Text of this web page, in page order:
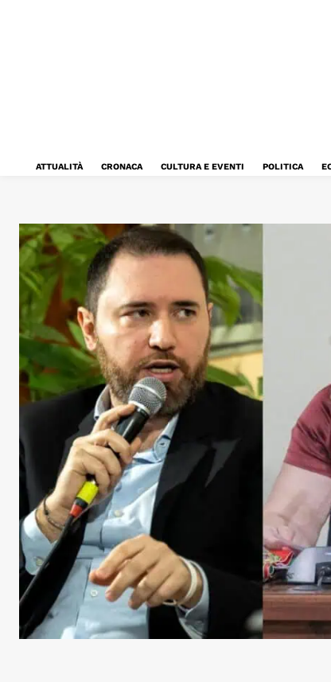
ATTUALITÀ CRONACA CULTURA E EVENTI POLITICA